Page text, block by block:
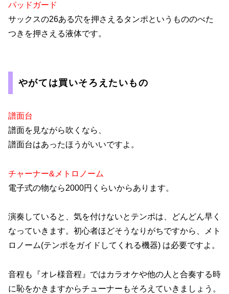
パッドガード
サックスの26ある穴を押さえるタンポというもののべた
つきを押さえる液体です。
やがては買いそろえたいもの
譜面台
譜面を見ながら吹くなら、
譜面台はあったほうがいいですよ。
チャーナー&メトロノーム
電子式の物なら2000円くらいからあります。
演奏していると、気を付けないとテンポは、どんどん早く
なっていきます。初心者ほどそうなりがちですから、メト
ロノーム(テンポをガイドしてくれる機器) は必要ですよ。
音程も『オレ様音程』ではカラオケや他の人と合奏する時
に恥をかきますからチューナーもそろえていきましょう。